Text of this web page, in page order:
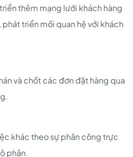
thêm mạng lưới khách hàng
triển mối quan hệ với khách
và chốt các đơn đặt hàng qua
khác theo sự phân công trực
phận.